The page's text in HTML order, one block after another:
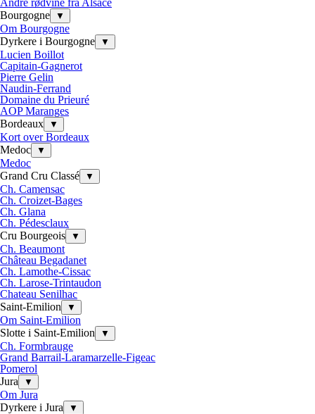
Andre rødvine fra Alsace
Bourgogne
▼
Om Bourgogne
Dyrkere i Bourgogne
▼
Lucien Boillot
Capitain-Gagnerot
Pierre Gelin
Naudin-Ferrand
Domaine du Prieuré
AOP Maranges
Bordeaux
▼
Kort over Bordeaux
Medoc
▼
Medoc
Grand Cru Classé
▼
Ch. Camensac
Ch. Croizet-Bages
Ch. Glana
Ch. Pédesclaux
Cru Bourgeois
▼
Ch. Beaumont
Château Begadanet
Ch. Lamothe-Cissac
Ch. Larose-Trintaudon
Chateau Senilhac
Saint-Emilion
▼
Om Saint-Emilion
Slotte i Saint-Emilion
▼
Ch. Formbrauge
Grand Barrail-Laramarzelle-Figeac
Pomerol
Jura
▼
Om Jura
Dyrkere i Jura
▼